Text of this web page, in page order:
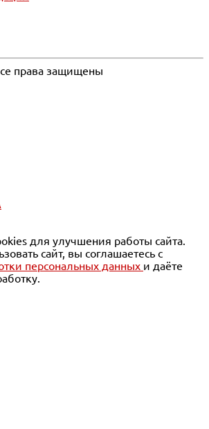
права защищены
для улучшения работы сайта.
сайт, вы соглашаетесь с
персональных данных и даёте